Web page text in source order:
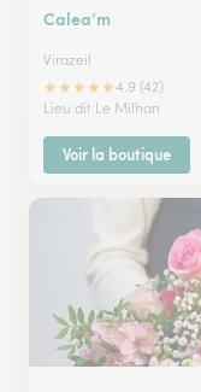
Calea’m
Virazeil
★★★★★4.9 (42)
Lieu dit Le Milhan
Voir la boutique